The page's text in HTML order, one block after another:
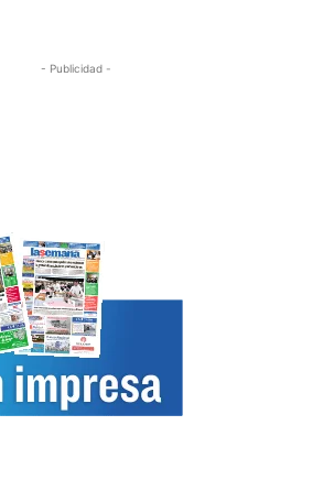
- Publicidad -